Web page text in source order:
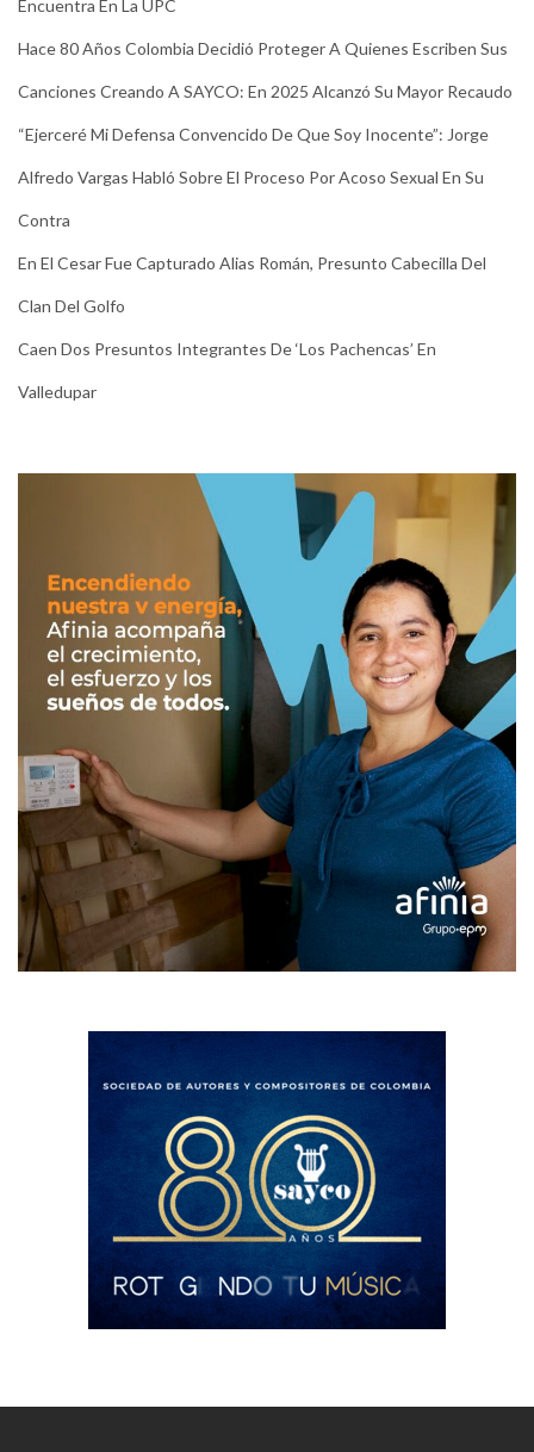
Encuentra En La UPC
Hace 80 Años Colombia Decidió Proteger A Quienes Escriben Sus
Canciones Creando A SAYCO: En 2025 Alcanzó Su Mayor Recaudo
“Ejerceré Mi Defensa Convencido De Que Soy Inocente”: Jorge
Alfredo Vargas Habló Sobre El Proceso Por Acoso Sexual En Su
Contra
En El Cesar Fue Capturado Alias Román, Presunto Cabecilla Del
Clan Del Golfo
Caen Dos Presuntos Integrantes De ‘Los Pachencas’ En
Valledupar